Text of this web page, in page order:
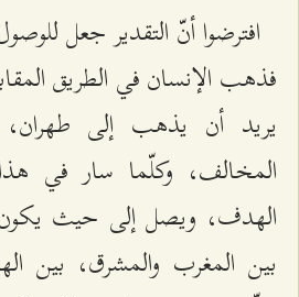
افترضوا أنّ التقدير جعل
فذهب الإنسان في الطريق
يريد أن يذهب إلى
المخالف، وكلّما سار في
الهدف، ويصل إلى حيث يكون
بين المغرب والمشرق، بين